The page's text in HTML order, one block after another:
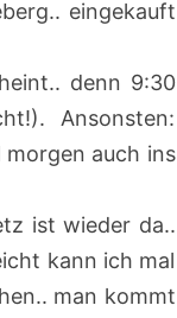
eingekauft
denn 9:30
Ansonsten:
auch ins
ist wieder da..
kann ich mal
man kommt